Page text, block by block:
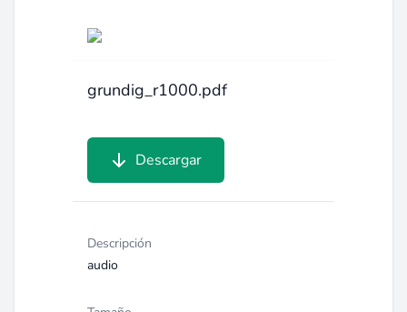
grundig_r1000.pdf
Descargar
Descripción
audio